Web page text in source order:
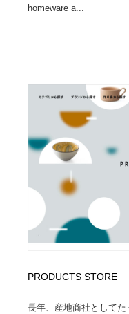
homeware a...
PRODUCTS STORE
長年、産地商社として